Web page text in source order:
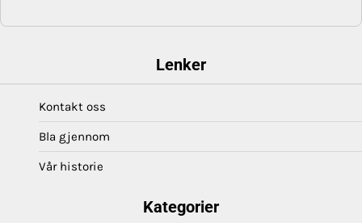
Lenker
Kontakt oss
Bla gjennom
Vår historie
Kategorier